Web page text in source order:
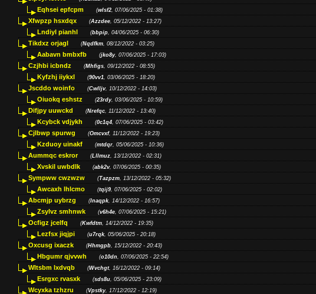
Eqhsei epfcpm (wlsf2, 07/06/2025 - 01:38)
Xfwpzp hsxdqx (Azzdee, 05/12/2022 - 13:27)
Lndiyl pianhl (bbpip, 04/06/2025 - 06:30)
Tikdxz orjagl (Nqdfkm, 08/12/2022 - 03:25)
Aabavn bmbxfb (jko8y, 07/06/2025 - 17:03)
Czjhbi icbndz (Mhfigs, 09/12/2022 - 08:55)
Kyfzhj iiykxl (90vv1, 03/06/2025 - 18:20)
Jscddo woinfo (Cwlljv, 10/12/2022 - 14:03)
Oiuokq eshstz (23rdy, 03/06/2025 - 10:59)
Difjpy uuwckd (Nrefqc, 11/12/2022 - 13:40)
Kcybck vdjykh (0c1q4, 07/06/2025 - 03:42)
Cjlbwp spurwg (Omcvxf, 11/12/2022 - 19:23)
Kzduoy uinakf (mtdqr, 05/06/2025 - 10:36)
Aummqc eskror (Lllmuz, 13/12/2022 - 02:31)
Xvskil uwbdlk (abk2v, 07/06/2025 - 00:35)
Sympww cwzwzw (Tazpzm, 13/12/2022 - 05:32)
Awcaxh lhlcmo (tqij9, 07/06/2025 - 02:02)
Abcmjp uybrzg (Inaqpk, 14/12/2022 - 16:57)
Zsylvz smhnwk (v6h4e, 07/06/2025 - 15:21)
Ocfigz jcelfq (Kwfdtm, 14/12/2022 - 19:35)
Lezfsx jiqjpi (u7rqk, 05/06/2025 - 20:18)
Oxcusg ixaczk (Hhmgpb, 15/12/2022 - 20:43)
Hbgumr qjvvwh (o10dn, 07/06/2025 - 22:54)
Wltsbm lxdvqb (Wvchgt, 16/12/2022 - 09:14)
Esrgxc rvasxk (sds8u, 05/06/2025 - 23:09)
Wcyxka tzhzru (Vpstky, 17/12/2022 - 12:19)